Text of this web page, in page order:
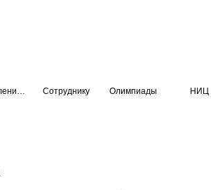
Сотруднику Олимпиады НИЦ